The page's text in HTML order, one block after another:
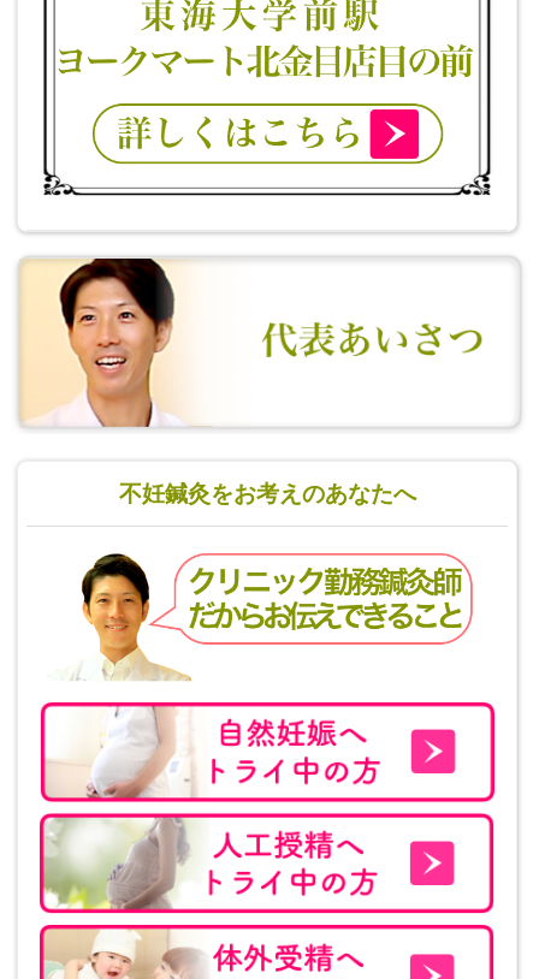
不妊鍼灸をお考えのあなたへ